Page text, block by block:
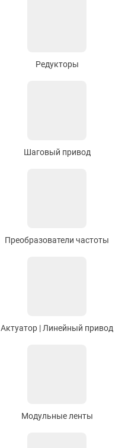
Редукторы
Шаговый привод
Преобразователи частоты
Актуатор | Линейный привод
Модульные ленты